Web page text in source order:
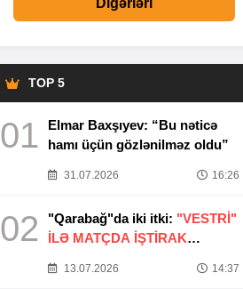
Digərləri
TOP 5
01
Elmar Baxşıyev: “Bu nəticə
hamı üçün gözlənilməz oldu”
31.07.2026 16:26
02 "Qarabağ"da iki itki: "VESTRİ"
İLƏ MATÇDA İŞTİRAK
13.07.2026 14:37